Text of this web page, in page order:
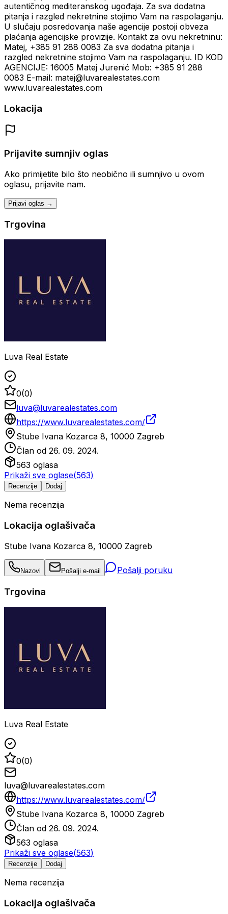
autentičnog mediteranskog ugođaja. Za sva dodatna
pitanja i razgled nekretnine stojimo Vam na raspolaganju.
U slučaju posredovanja naše agencije postoji obveza
plaćanja agencijske provizije. Kontakt za ovu nekretninu:
Matej, +385 91 288 0083 Za sva dodatna pitanja i
razgled nekretnine stojimo Vam na raspolaganju. ID KOD
AGENCIJE: 16005 Matej Jurenić Mob: +385 91 288
0083 E-mail: matej@luvarealestates.com
www.luvarealestates.com
Lokacija
Prijavite sumnjiv oglas
Ako primijetite bilo što neobično ili sumnjivo u ovom
oglasu, prijavite nam.
Prijavi oglas →
Trgovina
Luva Real Estate
0(0)
luva@luvarealestates.com
https://www.luvarealestates.com/
Stube Ivana Kozarca 8, 10000 Zagreb
Član od 26. 09. 2024.
563 oglasa
Prikaži sve oglase(563)
Recenzije Dodaj
Nema recenzija
Lokacija oglašivača
Stube Ivana Kozarca 8, 10000 Zagreb
Nazovi Pošalji e-mail Pošalji poruku
Trgovina
Luva Real Estate
0(0)
luva@luvarealestates.com
https://www.luvarealestates.com/
Stube Ivana Kozarca 8, 10000 Zagreb
Član od 26. 09. 2024.
563 oglasa
Prikaži sve oglase(563)
Recenzije Dodaj
Nema recenzija
Lokacija oglašivača